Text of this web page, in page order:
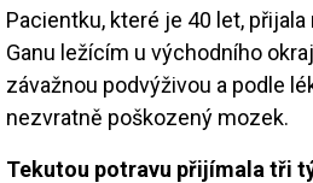
Pacientku, které je 40 let,
Ganu ležícím u východního
závažnou podvýživou a podle
nezvratně poškozený mozek.
Tekutou potravu přijímala tři